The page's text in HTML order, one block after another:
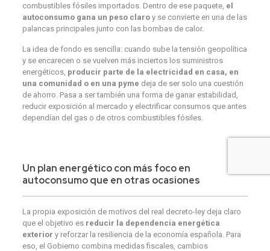
combustibles fósiles importados. Dentro de ese paquete, el
autoconsumo gana un peso claroy se convierte en una de las
palancas principales junto con las bombas de calor.
La idea de fondo es sencilla: cuando sube la tensión geopolítica
y se encarecen o se vuelven más inciertos los suministros
energéticos, producir parte de la electricidad en casa, en
una comunidad o en una pyme deja de ser solo una cuestión
de ahorro. Pasa a ser también una forma de ganar estabilidad,
reducir exposición al mercado y electrificar consumos que antes
dependían del gas o de otros combustibles fósiles.
Un plan energético con más foco en
autoconsumo que en otras ocasiones
La propia exposición de motivos del real decreto-ley deja claro
que el objetivo es reducir la dependencia energética
exterior y reforzar la resiliencia de la economía española. Para
eso, el Gobierno combina medidas fiscales, cambios